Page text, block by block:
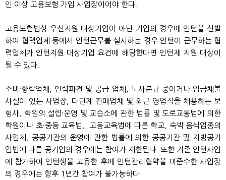
인 이상 고용보험 가입 사업장이어야 한다.
고용보험법상 우선지원 대상기업이 아닌 기업의 경우에 인턴을 선발
하여 협력업체 등에서 인턴근무를 실시하는 경우 인턴이 근무하는 협
력업체가 인턴지원 대상기업 요건에 해당한다면 인턴제 지원 대상이
될 수 있다.
소비·향락업체, 인력파견 및 공급 업체, 노사분규 중이거나 임금체불
사실이 있는 사업장, 다단계 판매업체 및 외근 영업직을 채용하는 보
험사, 학원의 설립·운영 및 교습소에 관한 법률 및 도로교통법에 의한
학원이나 초·중등 교육법, 고등교육법에 따른 학교, 숙박 음식업종의
사업체, 공공기관의 운영에 관한 법률에 의한 공공기관 및 지방공기
업법에 따른 공기업의 경우에는 참여가 제한된다. 또한 기존 인턴사업
에 참가하여 인턴생을 고용한 후에 인턴관리협약을 미준수한 사업장
의 경우에는 향후 1년간 참여가 불가능하다.